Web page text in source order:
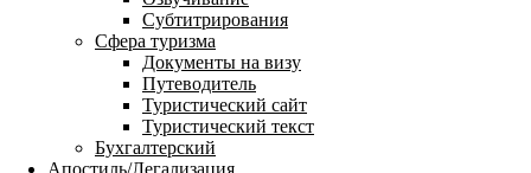
Субтитрирования
Сфера туризма
Документы на визу
Путеводитель
Туристический сайт
Туристический текст
Бухгалтерский
Апостиль/Легализация